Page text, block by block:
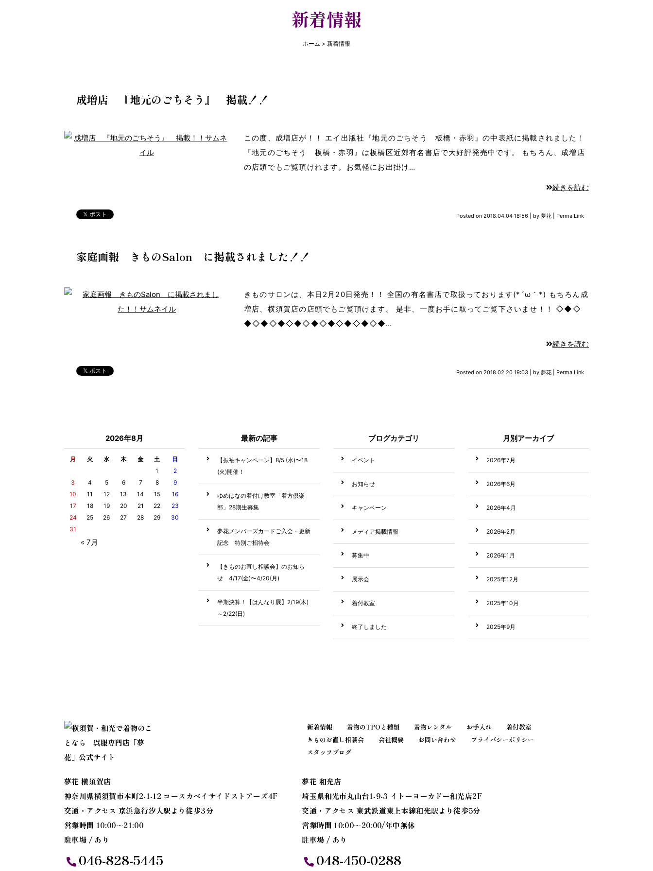
新着情報
ホーム > 新着情報
成増店 『地元のごちそう』 掲載！！
この度、成増店が！！ エイ出版社『地元のごちそう 板橋・赤羽』の中表紙に掲載されました！
『地元のごちそう 板橋・赤羽』は板橋区近郊有名書店で大好評発売中です。 もちろん、成増店
の店頭でもご覧頂けれます。お気軽にお出掛け…
続きを読む
𝕏 ポスト Posted on 2018.04.04 18:56| by 夢花| Perma Link
家庭画報 きものSalon に掲載されました！！
きものサロンは、本日2月20日発売！！ 全国の有名書店で取扱っております(*´ω｀*) もちろん成
増店、横須賀店の店頭でもご覧頂けます。 是非、一度お手に取ってご覧下さいませ！！ ◇◆◇
◆◇◆◇◆◇◆◇◆◇◆◇◆◇◆◇◆…
続きを読む
𝕏 ポスト Posted on 2018.02.20 19:03| by 夢花| Perma Link
2026年8月
月 火 水 木 金 土 日
« 7月
1
2
3
4 5 6 7 8
9
10
11 12 13 14 15
16
17
18 19 20 21 22
23
24
25 26 27 28 29
30
31
最新の記事
【振袖キャンペーン】8/5 (水)〜18
(火)開催！
ゆめはなの着付け教室「着方倶楽
部」28期生募集
夢花メンバーズカードご入会・更新
記念 特別ご招待会
【きものお直し相談会】のお知ら
せ 4/17(金)〜4/20(月)
半期決算！【はんなり展】2/19(木)
～2/22(日)
ブログカテゴリ
イベント
お知らせ
キャンペーン
メディア掲載情報
募集中
展示会
着付教室
終了しました
月別アーカイブ
2026年7月
2026年6月
2026年4月
2026年2月
2026年1月
2025年12月
2025年10月
2025年9月
2025年5月
夢花 横須賀店
神奈川県横須賀市本町2-1-12 コースカベイサイドストアーズ4F
交通・アクセス 京浜急行汐入駅より徒歩3分
営業時間 10:00～21:00
駐車場 / あり
046-828-5445
夢花 和光店
埼玉県和光市丸山台1-9-3 イトーヨーカドー和光店2F
交通・アクセス 東武鉄道東上本線和光駅より徒歩5分
営業時間 10:00～20:00/年中無休
駐車場 / あり
048-450-0288
新着情報 着物のTPOと種類 着物レンタル お手入れ
着付教室
きものお直し相談会
会社概要 お問い合わせ
プライバシーポリシー
スタッフブログ